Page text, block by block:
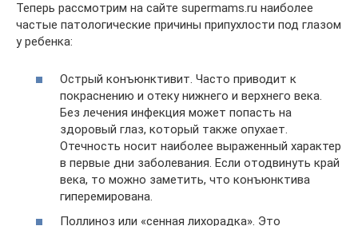
Теперь рассмотрим на сайте supermams.ru наиболее
частые патологические причины припухлости под глазом
у ребенка:
Острый конъюнктивит. Часто приводит к
покраснению и отеку нижнего и верхнего века.
Без лечения инфекция может попасть на
здоровый глаз, который также опухает.
Отечность носит наиболее выраженный характер
в первые дни заболевания. Если отодвинуть край
века, то можно заметить, что конъюнктива
гиперемирована.
Поллиноз или «сенная лихорадка». Это